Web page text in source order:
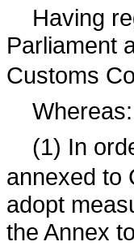
Having
Parliament
Customs
Whereas:
(1) In
annexed to
adopt
the Annex